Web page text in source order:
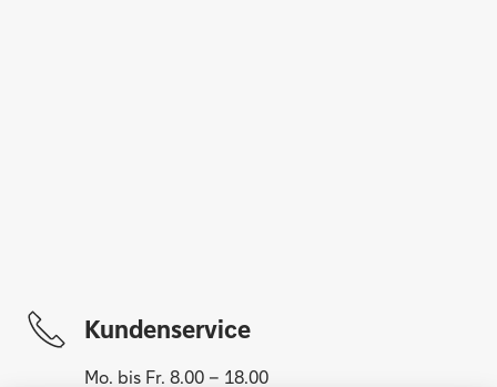
Kundenservice
Mo. bis Fr. 8.00 – 18.00